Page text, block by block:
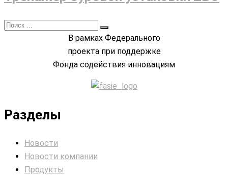
В рамках Федерального
проекта при поддержке
Фонда содействия инновациям
Разделы
Новости
Новости компании
Продукты